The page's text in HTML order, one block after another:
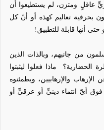
عاقلٍ ومتزن، لم يستطيعوا أن
بحرفية تعاليم كهذه أو أنّ كل
أنها قابلة للتطبيق!
من جانبهم، وبالذات الذين
الحضارية؟
ماذا فعلوا ليثبتوا
والإرهابيين، ويطمئنوه
أيّ انتماء دينيٍّ أو عرقيٍّ أو